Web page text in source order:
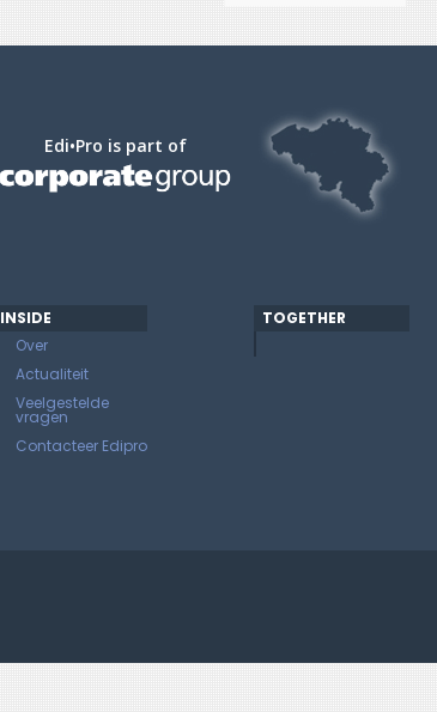
Edi•Pro is part of
INSIDE
Over
Actualiteit
Veelgestelde
vragen
Contacteer Edipro
TOGETHER